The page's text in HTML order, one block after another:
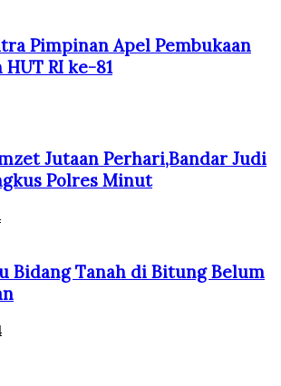
Pimpinan Apel Pembukaan
HUT RI ke-81
Jutaan Perhari,Bandar Judi
Polres Minut
Bidang Tanah di Bitung Belum